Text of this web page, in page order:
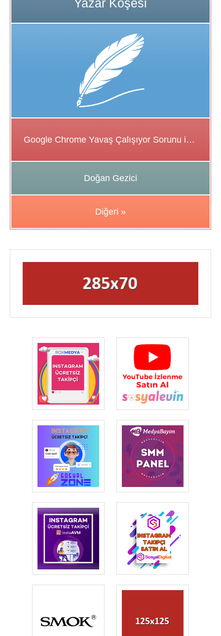
Google Chrome Yavaş Çalışıyor Sorunu için Çözüm Önerileri
Doğan Gezici
Diğeri »